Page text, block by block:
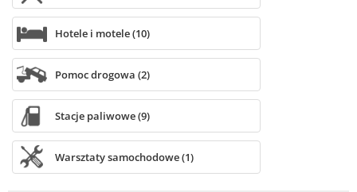
Hotele i motele (10)
Pomoc drogowa (2)
Stacje paliwowe (9)
Warsztaty samochodowe (1)